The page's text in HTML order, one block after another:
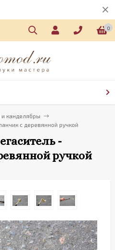
0
и канделябры
с деревянной ручкой
-
ручкой